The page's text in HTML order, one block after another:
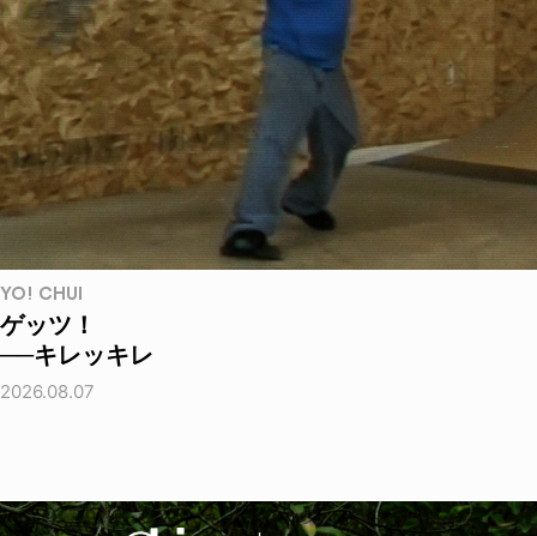
YO! CHUI
ゲッツ！
──キレッキレ
2026.08.07